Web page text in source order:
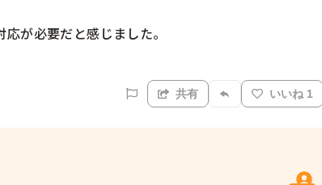
が必要だと感じました。
共有 いいね 1